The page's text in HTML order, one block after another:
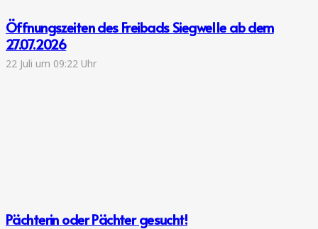
Öffnungszeiten des Freibads Siegwelle ab dem
27.07.2026
22 Juli um 09:22 Uhr
Pächterin oder Pächter gesucht!